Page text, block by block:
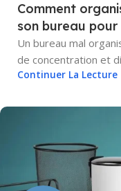
Comment
son bureau
Un bureau mal
de concentration et
Continuer La Lecture